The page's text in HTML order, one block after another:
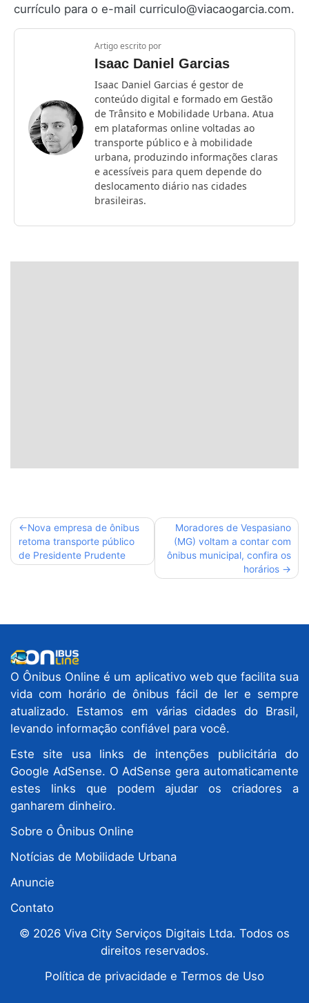
currículo para o e-mail curriculo@viacaogarcia.com.
Artigo escrito por
Isaac Daniel Garcias
Isaac Daniel Garcias é gestor de
conteúdo digital e formado em Gestão
de Trânsito e Mobilidade Urbana. Atua
em plataformas online voltadas ao
transporte público e à mobilidade
urbana, produzindo informações claras
e acessíveis para quem depende do
deslocamento diário nas cidades
brasileiras.
Navegação
de
Post
Nova empresa de ônibus
retoma transporte público
de Presidente Prudente
Moradores de Vespasiano
(MG) voltam a contar com
ônibus municipal, confira os
horários
O Ônibus Online é um aplicativo web que facilita sua
vida com horário de ônibus fácil de ler e sempre
atualizado. Estamos em várias cidades do Brasil,
levando informação confiável para você.
Este site usa links de intenções publicitária do
Google AdSense. O AdSense gera automaticamente
estes links que podem ajudar os criadores a
ganharem dinheiro.
Sobre o Ônibus Online
Notícias de Mobilidade Urbana
Anuncie
Contato
© 2026 Viva City Serviços Digitais Ltda. Todos os
direitos reservados.
Política de privacidade e Termos de Uso